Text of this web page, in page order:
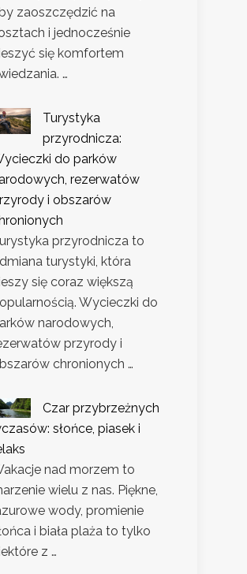
zaoszczędzić na
i jednocześnie
się komfortem
…
Turystyka
przyrodnicza:
do parków
rezerwatów
i obszarów
przyrodnicza to
turystyki, która
się coraz większą
Wycieczki do
narodowych,
przyrody i
chronionych …
Czar przybrzeżnych
słońce, piasek i
nad morzem to
wielu z nas. Piękne,
wody, promienie
i biała plaża to tylko
z …